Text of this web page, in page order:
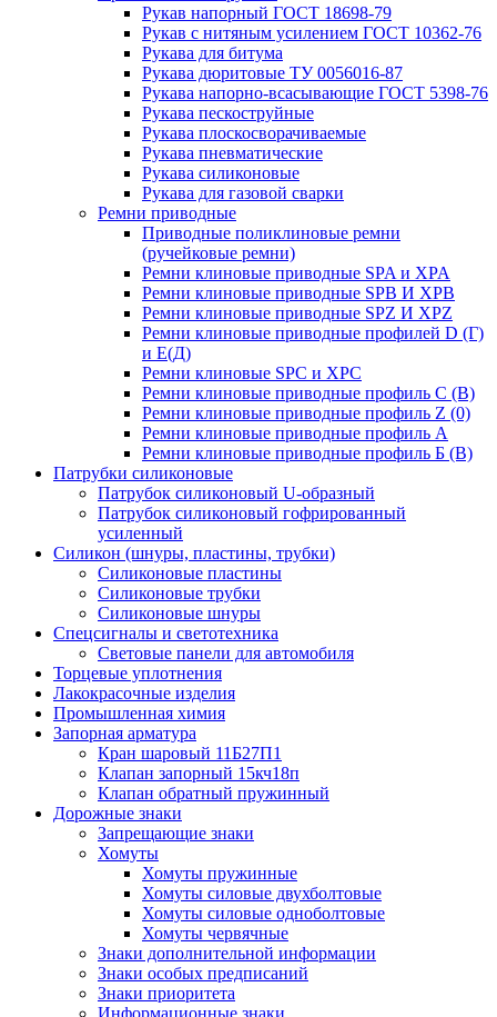
Рукав напорный ГОСТ 18698-79
Рукав с нитяным усилением ГОСТ 10362-76
Рукава для битума
Рукава дюритовые ТУ 0056016-87
Рукава напорно-всасывающие ГОСТ 5398-76
Рукава пескоструйные
Рукава плоскосворачиваемые
Рукава пневматические
Рукава силиконовые
Рукава для газовой сварки
Ремни приводные
Приводные поликлиновые ремни
(ручейковые ремни)
Ремни клиновые приводные SPA и XPA
Ремни клиновые приводные SPB И XPB
Ремни клиновые приводные SPZ И XPZ
Ремни клиновые приводные профилей D (Г)
и Е(Д)
Ремни клиновые SPC и XPC
Ремни клиновые приводные профиль C (В)
Ремни клиновые приводные профиль Z (0)
Ремни клиновые приводные профиль А
Ремни клиновые приводные профиль Б (B)
Патрубки силиконовые
Патрубок силиконовый U-образный
Патрубок силиконовый гофрированный
усиленный
Силикон (шнуры, пластины, трубки)
Силиконовые пластины
Силиконовые трубки
Силиконовые шнуры
Спецсигналы и светотехника
Световые панели для автомобиля
Торцевые уплотнения
Лакокрасочные изделия
Промышленная химия
Запорная арматура
Кран шаровый 11Б27П1
Клапан запорный 15кч18п
Клапан обратный пружинный
Дорожные знаки
Запрещающие знаки
Хомуты
Хомуты пружинные
Хомуты силовые двухболтовые
Хомуты силовые одноболтовые
Хомуты червячные
Знаки дополнительной информации
Знаки особых предписаний
Знаки приоритета
Информационные знаки